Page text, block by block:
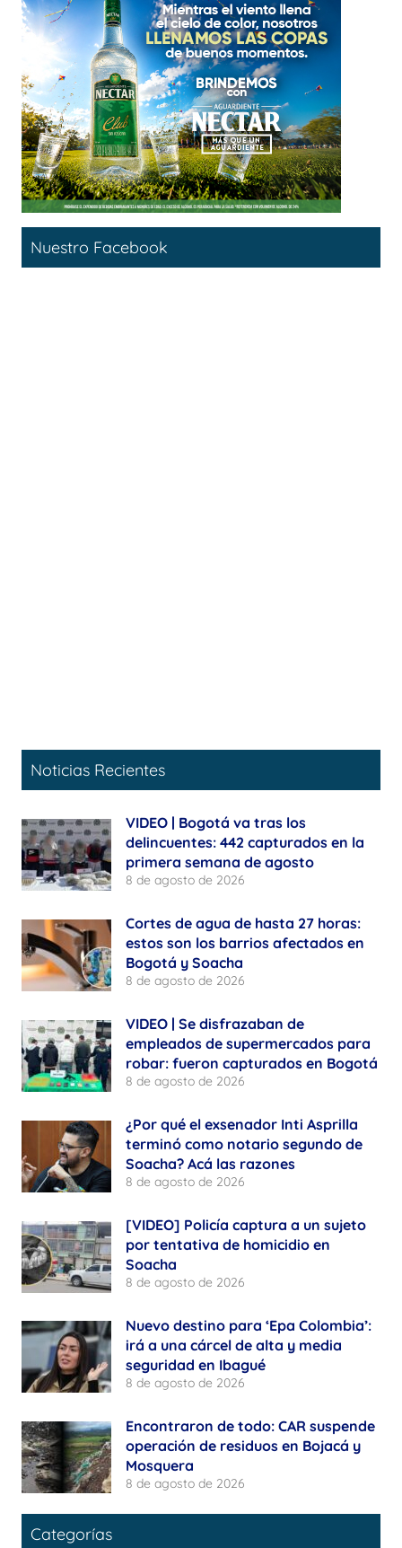
Nuestro Facebook
Noticias Recientes
VIDEO | Bogotá va tras los
delincuentes: 442 capturados en la
primera semana de agosto
8 de agosto de 2026
Cortes de agua de hasta 27 horas:
estos son los barrios afectados en
Bogotá y Soacha
8 de agosto de 2026
VIDEO | Se disfrazaban de
empleados de supermercados para
robar: fueron capturados en Bogotá
8 de agosto de 2026
¿Por qué el exsenador Inti Asprilla
terminó como notario segundo de
Soacha? Acá las razones
8 de agosto de 2026
[VIDEO] Policía captura a un sujeto
por tentativa de homicidio en
Soacha
8 de agosto de 2026
Nuevo destino para ‘Epa Colombia’:
irá a una cárcel de alta y media
seguridad en Ibagué
8 de agosto de 2026
Encontraron de todo: CAR suspende
operación de residuos en Bojacá y
Mosquera
8 de agosto de 2026
Categorías